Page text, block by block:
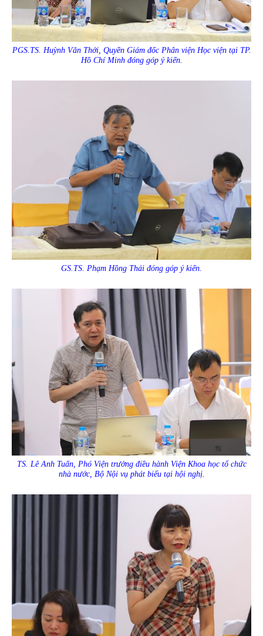
PGS.TS. Huỳnh Văn Thới, Quyền Giám đốc Phân viện Học viện tại TP.
Hồ Chí Minh đóng góp ý kiến.
GS.TS. Phạm Hồng Thái đóng góp ý kiến.
TS. Lê Anh Tuấn, Phó Viện trưởng điều hành Viện Khoa học tổ chức
nhà nước, Bộ Nội vụ phát biểu tại hội nghị.